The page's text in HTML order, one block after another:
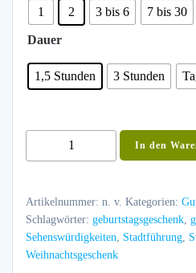
1 2 3 bis 6 7 bis 30
Dauer
1,5 Stunden 3 Stunden
Gutschein
für
Neustrelitz-
Tour
nach
Wahl
In den
Artikelnummer: n. v. Kategorien:
Schlagwörter: geburtstagsgeschenk
Sehenswürdigkeiten
Stadtführung
Weihnachtsgeschenk